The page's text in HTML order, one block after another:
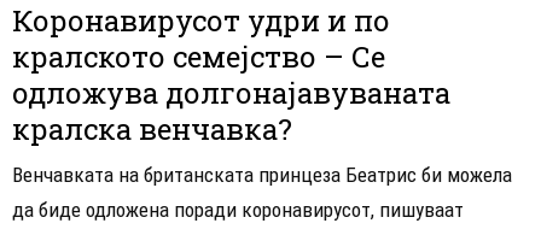
Коронавирусот удри и по
кралското семејство – Се
одложува долгонајавуваната
кралска венчавка?
Венчавката на британската принцеза Беатрис би можела
да биде одложена поради коронавирусот, пишуваат